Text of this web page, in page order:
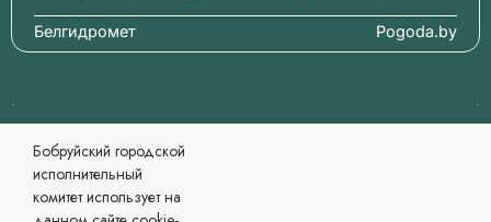
Pogoda.by
Белгидромет
© 2006-2026 Бобруйский городской исполнительный
комитет Официальный сайт
При перепечатке материалов ссылка обязательна.
Разработка и сопровождение
Бобруйский городской
исполнительный
комитет использует на